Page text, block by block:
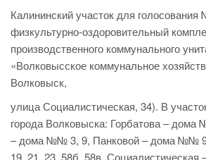
Калининский участок для
физкультурно-оздоровительный
производственного коммунального
«Волковысское коммунальное
Волковыск,
улица Социалистическая, 34). В
города Волковыска: Горбатова –
– дома №№ 3, 9, Панковой – дома №№ 9,